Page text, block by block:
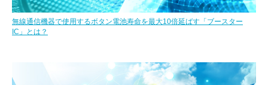
無線通信機器で使用するボタン電池寿命を最大10倍延ばす「ブースター
IC」とは？